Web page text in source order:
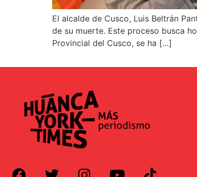
El alcalde de Cusco, Luis Beltrán
de su muerte. Este proceso busca
Provincial del Cusco, se ha […]